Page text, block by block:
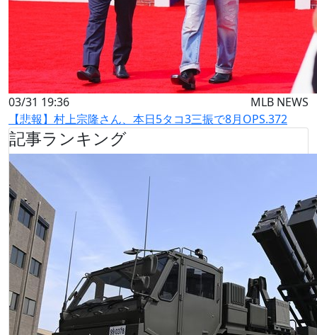
03/31 19:36
MLB NEWS
【悲報】村上宗隆さん、本日5タコ3三振で8月OPS.372
記事ランキング